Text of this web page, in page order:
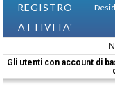
REGISTRO
ATTIVITA'
Gli utenti con account di